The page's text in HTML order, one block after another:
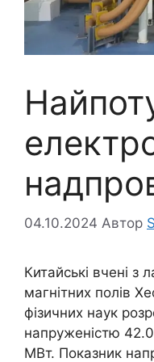
04.10.2024 Автор
Китайські вчені з
магнітних полів
фізичних наук
напруженістю
МВт. Показник